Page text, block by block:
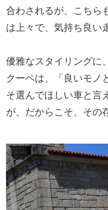
合わされるが、こちら
は上々で、気持ち良い
優雅なスタイリングに
クーペは、「良いモノ
そ選んでほしい車と言
が、だからこそ、その